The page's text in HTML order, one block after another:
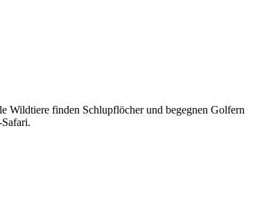
Wildtiere finden Schlupflöcher und begegnen Golfern